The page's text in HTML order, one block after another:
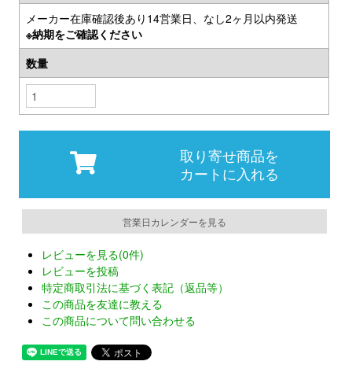
メーカー在庫確認後あり14営業日、なし2ヶ月以内発送
※納期をご確認ください
数量
取り寄せ商品を
カートに入れる
営業日カレンダーを見る
レビューを見る(0件)
レビューを投稿
特定商取引法に基づく表記（返品等）
この商品を友達に教える
この商品について問い合わせる